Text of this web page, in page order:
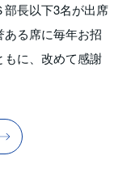
部長以下3名が出席
る席に毎年お招
もに、改めて感謝